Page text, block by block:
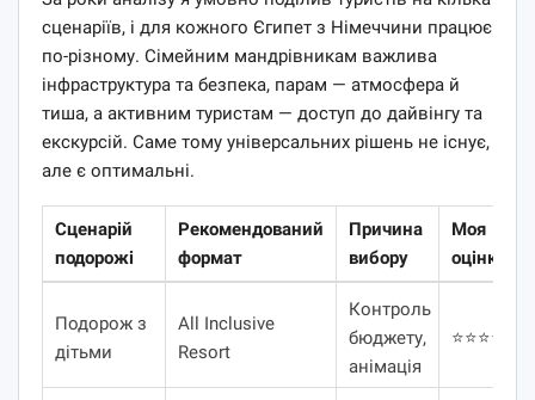
сценаріїв, і для кожного Єгипет з Німеччини працює
по-різному. Сімейним мандрівникам важлива
інфраструктура та безпека, парам — атмосфера й
тиша, а активним туристам — доступ до дайвінгу та
екскурсій. Саме тому універсальних рішень не існує,
але є оптимальні.
Сценарій
подорожі
Рекомендований
формат
Причина
вибору
Моя
оцінка
Подорож з
дітьми
All Inclusive
Resort
Контроль
бюджету,
анімація
⭐⭐⭐⭐⭐